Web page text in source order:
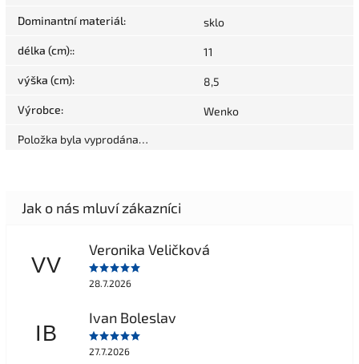
Dominantní materiál: sklo
délka (cm):: 11
výška (cm): 8,5
Výrobce: Wenko
Položka byla vyprodána…
VV
Veronika Veličková
28.7.2026
IB
Ivan Boleslav
27.7.2026